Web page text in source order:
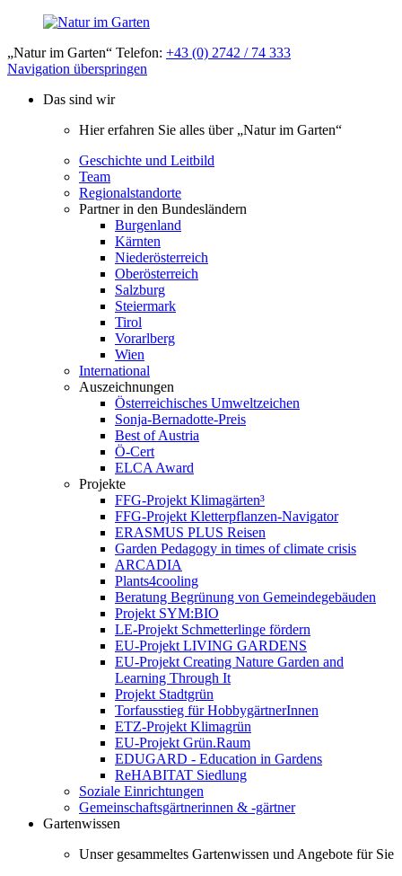
„Natur im Garten“ Telefon: +43 (0) 2742 / 74 333
Navigation überspringen
Das sind wir
Hier erfahren Sie alles über „Natur im Garten“
Geschichte und Leitbild
Team
Regionalstandorte
Partner in den Bundesländern
Burgenland
Kärnten
Niederösterreich
Oberösterreich
Salzburg
Steiermark
Tirol
Vorarlberg
Wien
International
Auszeichnungen
Österreichisches Umweltzeichen
Sonja-Bernadotte-Preis
Best of Austria
Ö-Cert
ELCA Award
Projekte
FFG-Projekt Klimagärten³
FFG-Projekt Kletterpflanzen-Navigator
ERASMUS PLUS Reisen
Garden Pedagogy in times of climate crisis
ARCADIA
Plants4cooling
Beratung Begrünung von Gemeindegebäuden
Projekt SYM:BIO
LE-Projekt Schmetterlinge fördern
EU-Projekt LIVING GARDENS
EU-Projekt Creating Nature Garden and
Learning Through It
Projekt Stadtgrün
Torfausstieg für HobbygärtnerInnen
ETZ-Projekt Klimagrün
EU-Projekt Grün.Raum
EDUGARD - Education in Gardens
ReHABITAT Siedlung
Soziale Einrichtungen
Gemeinschaftsgärtnerinnen & -gärtner
Gartenwissen
Unser gesammeltes Gartenwissen und Angebote für Sie